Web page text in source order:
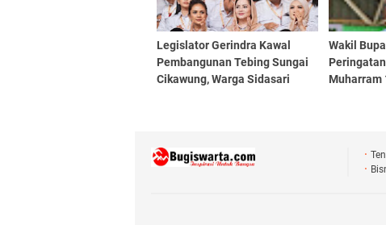
Legislator Gerindra Kawal
Pembangunan Tebing Sungai
Cikawung, Warga Sidasari
Wakil
Muharram